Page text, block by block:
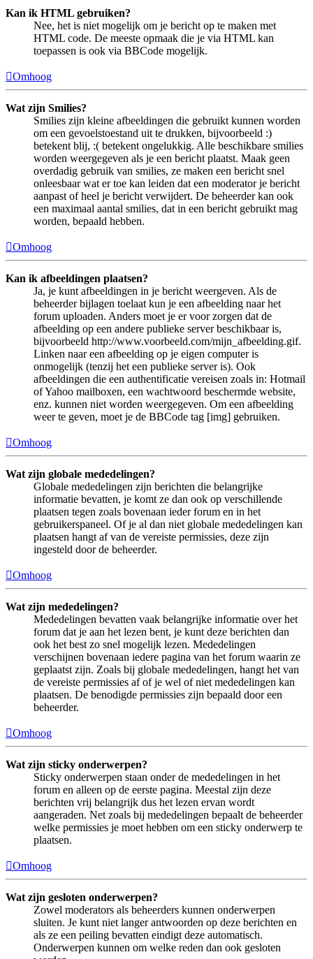
Kan ik HTML gebruiken?
Nee, het is niet mogelijk om je bericht op te maken met
HTML code. De meeste opmaak die je via HTML kan
toepassen is ook via BBCode mogelijk.
Omhoog
Wat zijn Smilies?
Smilies zijn kleine afbeeldingen die gebruikt kunnen worden
om een gevoelstoestand uit te drukken, bijvoorbeeld :)
betekent blij, :( betekent ongelukkig. Alle beschikbare smilies
worden weergegeven als je een bericht plaatst. Maak geen
overdadig gebruik van smilies, ze maken een bericht snel
onleesbaar wat er toe kan leiden dat een moderator je bericht
aanpast of heel je bericht verwijdert. De beheerder kan ook
een maximaal aantal smilies, dat in een bericht gebruikt mag
worden, bepaald hebben.
Omhoog
Kan ik afbeeldingen plaatsen?
Ja, je kunt afbeeldingen in je bericht weergeven. Als de
beheerder bijlagen toelaat kun je een afbeelding naar het
forum uploaden. Anders moet je er voor zorgen dat de
afbeelding op een andere publieke server beschikbaar is,
bijvoorbeeld http://www.voorbeeld.com/mijn_afbeelding.gif.
Linken naar een afbeelding op je eigen computer is
onmogelijk (tenzij het een publieke server is). Ook
afbeeldingen die een authentificatie vereisen zoals in: Hotmail
of Yahoo mailboxen, een wachtwoord beschermde website,
enz. kunnen niet worden weergegeven. Om een afbeelding
weer te geven, moet je de BBCode tag [img] gebruiken.
Omhoog
Wat zijn globale mededelingen?
Globale mededelingen zijn berichten die belangrijke
informatie bevatten, je komt ze dan ook op verschillende
plaatsen tegen zoals bovenaan ieder forum en in het
gebruikerspaneel. Of je al dan niet globale mededelingen kan
plaatsen hangt af van de vereiste permissies, deze zijn
ingesteld door de beheerder.
Omhoog
Wat zijn mededelingen?
Mededelingen bevatten vaak belangrijke informatie over het
forum dat je aan het lezen bent, je kunt deze berichten dan
ook het best zo snel mogelijk lezen. Mededelingen
verschijnen bovenaan iedere pagina van het forum waarin ze
geplaatst zijn. Zoals bij globale mededelingen, hangt het van
de vereiste permissies af of je wel of niet mededelingen kan
plaatsen. De benodigde permissies zijn bepaald door een
beheerder.
Omhoog
Wat zijn sticky onderwerpen?
Sticky onderwerpen staan onder de mededelingen in het
forum en alleen op de eerste pagina. Meestal zijn deze
berichten vrij belangrijk dus het lezen ervan wordt
aangeraden. Net zoals bij mededelingen bepaalt de beheerder
welke permissies je moet hebben om een sticky onderwerp te
plaatsen.
Omhoog
Wat zijn gesloten onderwerpen?
Zowel moderators als beheerders kunnen onderwerpen
sluiten. Je kunt niet langer antwoorden op deze berichten en
als ze een peiling bevatten eindigt deze automatisch.
Onderwerpen kunnen om welke reden dan ook gesloten